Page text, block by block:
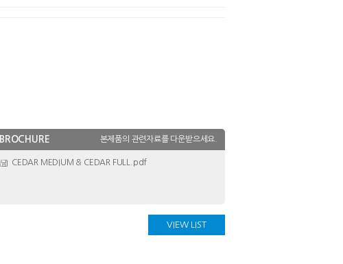
BROCHURE 본제품의 관련자료를 다운받으세요.
CEDAR MEDIUM & CEDAR FULL.pdf
VIEW LIST